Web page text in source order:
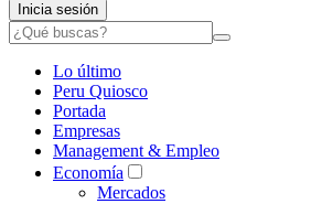
Inicia sesión
Lo último
Peru Quiosco
Portada
Empresas
Management & Empleo
Economía
Mercados